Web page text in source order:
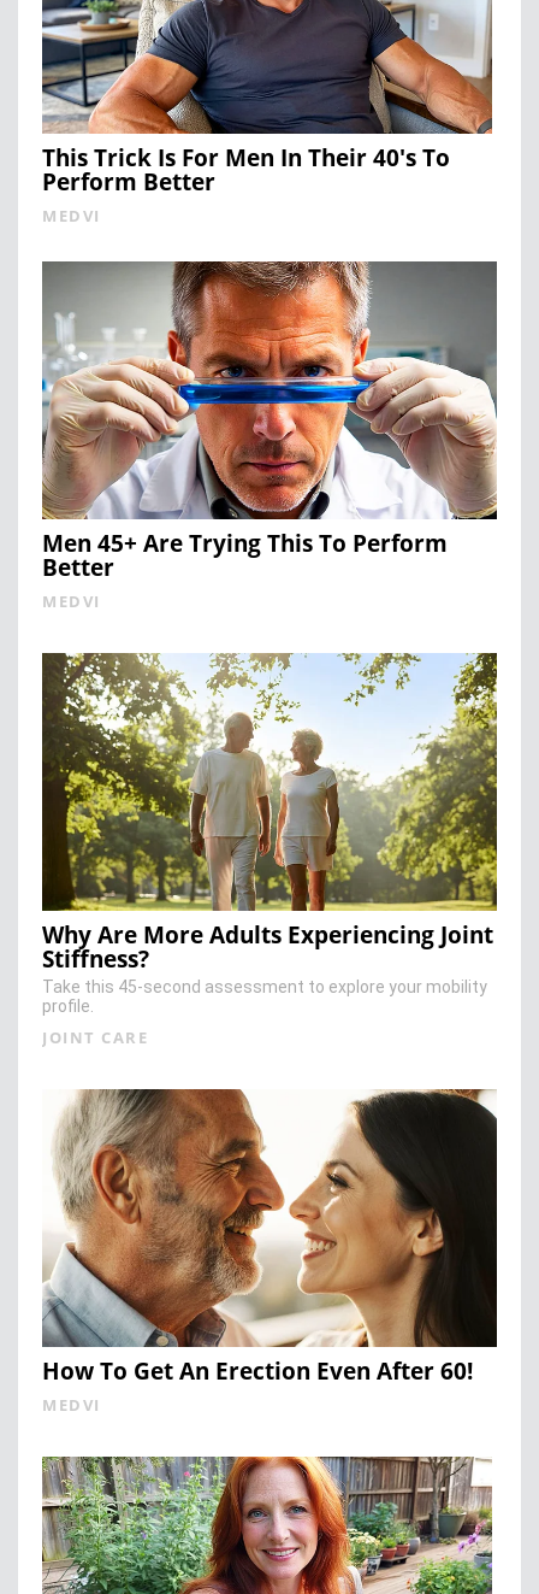
This Trick Is For Men In Their 40's To
Perform Better
MEDVI
Men 45+ Are Trying This To Perform
Better
MEDVI
Why Are More Adults Experiencing Joint
Stiffness?
Take this 45-second assessment to explore your mobility
profile.
JOINT CARE
How To Get An Erection Even After 60!
MEDVI